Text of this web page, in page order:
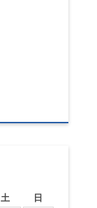
土 日